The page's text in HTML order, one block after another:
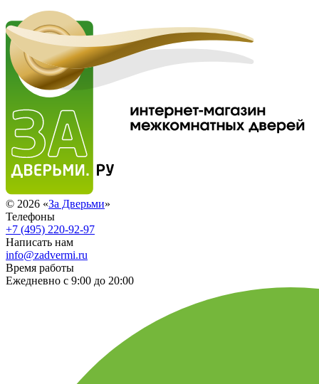
© 2026 «За Дверьми»
Телефоны
+7 (495) 220-92-97
Написать нам
info@zadvermi.ru
Время работы
Ежедневно с 9:00 до 20:00